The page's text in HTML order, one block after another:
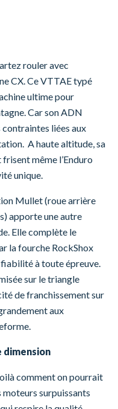
rouler avec
CX. Ce VTTAE typé
ultime pour
Car son ADN
liées aux
A haute altitude, sa
même l’Enduro
unique.
Mullet (roue arrière
apporte une autre
Elle complète le
la fourche RockShox
fiabilité à toute épreuve.
sur le triangle
de franchissement sur
aux
comment on pourrait
surpuissants